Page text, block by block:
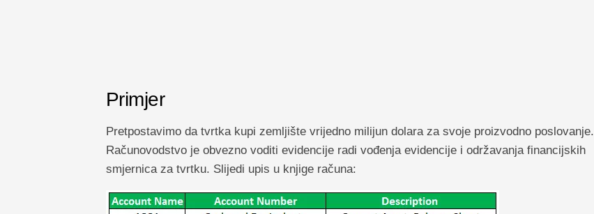
Primjer
Pretpostavimo da tvrtka kupi zemljište vrijedno milijun dolara za svoje proizvodno poslovanje.
Računovodstvo je obvezno voditi evidencije radi vođenja evidencije i održavanja financijskih
smjernica za tvrtku. Slijedi upis u knjige računa: